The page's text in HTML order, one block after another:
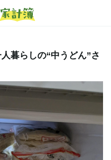
暮らしの“中うどん”さ